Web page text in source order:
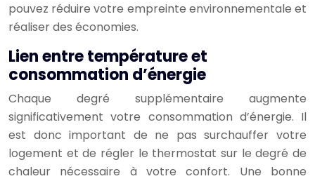
pouvez réduire votre empreinte environnementale et
réaliser des économies.
Lien entre température et
consommation d’énergie
Chaque degré supplémentaire augmente
significativement votre consommation d’énergie. Il
est donc important de ne pas surchauffer votre
logement et de régler le thermostat sur le degré de
chaleur nécessaire à votre confort. Une bonne